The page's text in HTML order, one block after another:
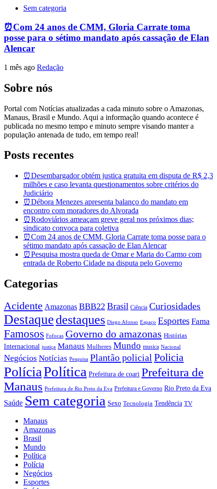
Sem categoria
⏰Com 24 anos de CMM, Gloria Carrate toma
posse para o sétimo mandato após cassação de Elan
Alencar
1 mês ago Redação
Sobre nós
Portal com Notícias atualizadas a cada minuto sobre o Amazonas,
Manaus, Brasil e Mundo. Aqui a informação quando acontece é
publicada no mesmo tempo e minuto sempre visando manter a
população antenada de tudo, em tempo real!
Posts recentes
⏰Desembargador obtém justiça gratuita em disputa de R$ 2,3
milhões e caso levanta questionamentos sobre critérios do
Judiciário
⏰Débora Menezes apresenta balanço do mandato em
encontro com moradores do Alvorada
⏰Rodoviários ameaçam greve geral nos próximos dias;
sindicato convoca para coletiva
⏰Com 24 anos de CMM, Gloria Carrate toma posse para o
sétimo mandato após cassação de Elan Alencar
⏰Pesquisa mostra queda de Omar e Maria do Carmo com
entrada de Roberto Cidade na disputa pelo Governo
Categorias
Acidente Amazonas BBB22 Brasil Ciência Curiosidades
Destaque destaques Diego Afonso Espaço Esportes Fama
Famosos Fofocas Governo do amazonas Histórias
Internacional justiça Manaus Mulheres Mundo musica Nacional
Negócios Notícias Pesquisa Plantão policial Policia
PolíciaPolítica Prefeitura de coari Prefeitura de
Manaus Prefeitura de Rio Preto da Eva Prefeitura e Governo Rio Preto da Eva
Saúde Sem categoria Sexo Tecnologia Tendência TV
Manaus
Amazonas
Brasil
Mundo
Política
Polícia
Negócios
Esportes